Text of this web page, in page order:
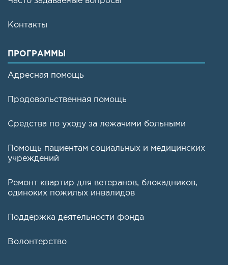
Контакты
ПРОГРАММЫ
Адресная помощь
Продовольственная помощь
Средства по уходу за лежачими больными
Помощь пациентам социальных и медицинских
учреждений
Ремонт квартир для ветеранов, блокадников,
одиноких пожилых инвалидов
Поддержка деятельности фонда
Волонтерство